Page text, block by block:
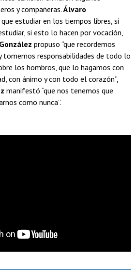
y compañeras. Álvaro
que estudiar en los tiempos libres, si
si esto lo hacen por vocación,
propuso “que recordemos
responsabilidades de todo lo
los hombros, que lo hagamos con
con ánimo y con todo el corazón”,
manifestó “que nos tenemos que
como nunca”.